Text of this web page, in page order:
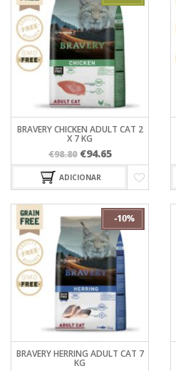
BRAVERY CHICKEN ADULT CAT 2
X 7 KG
€98.80 O
preço
original
€98.80.
€94.65O
preço
atual
€94.65.
ADICIONAR
BRAVERY HERRING ADULT CAT 7
KG